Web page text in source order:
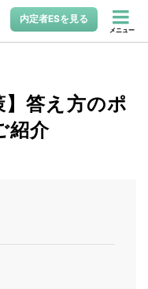
内定者ESを見る
メニュー
】答え方のポ
紹介